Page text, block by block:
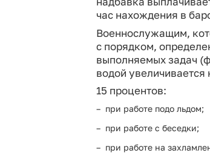
час нахождения в
Военнослужащим,
с порядком,
выполняемых задач
водой увеличивается
15 процентов:
при работе подо льдом;
при работе с беседки;
при работе на